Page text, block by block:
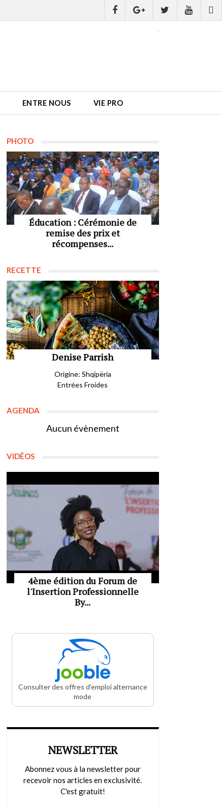
ENTRE NOUS VIE PRO
PHOTO
Éducation : Cérémonie de
remise des prix et
récompenses...
RECETTE
Denise Parrish
Origine: Shqipëria
Entrées Froides
AGENDA
Aucun évènement
VIDÉOS
4ème édition du Forum de
l'Insertion Professionnelle
By...
Consulter des offres d'emploi alternance
mode
NEWSLETTER
Abonnez vous à la newsletter pour
recevoir nos articles en exclusivité.
C'est gratuit!